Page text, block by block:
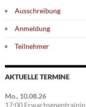
Ausschreibung
Anmeldung
Teilnehmer
AKTUELLE TERMINE
Mo., 10.08.26
17:00